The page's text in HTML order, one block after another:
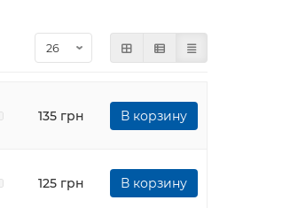
135 грн В корзину
125 грн В корзину